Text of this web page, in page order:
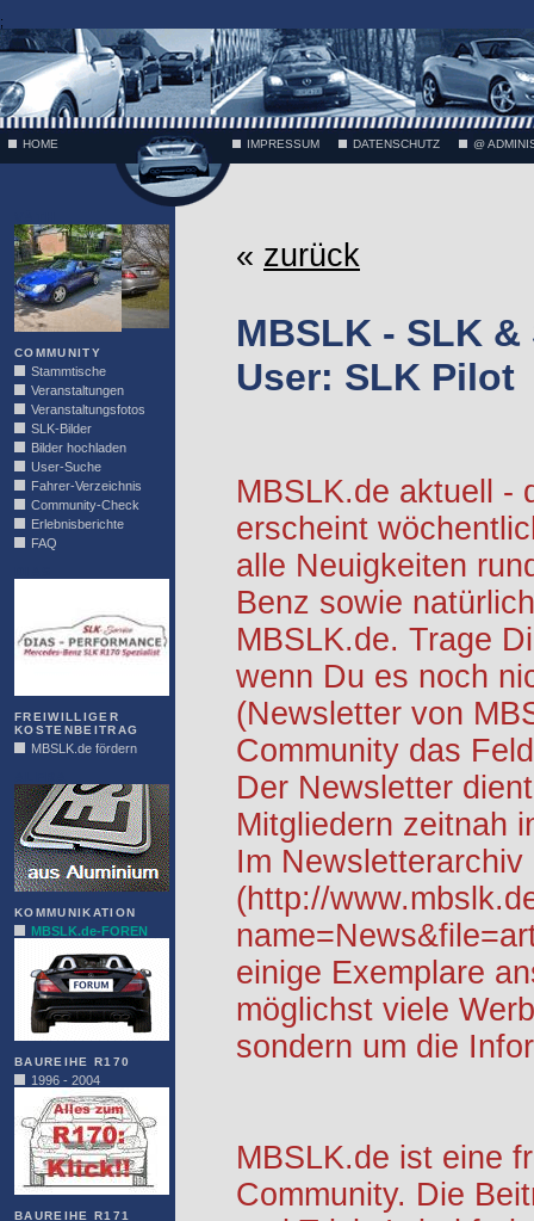
;
HOME IMPRESSUM DATENSCHUTZ @
COMMUNITY
Stammtische
Veranstaltungen
Veranstaltungsfotos
SLK-Bilder
Bilder hochladen
User-Suche
Fahrer-Verzeichnis
Community-Check
Erlebnisberichte
FAQ
FREIWILLIGER
KOSTENBEITRAG
MBSLK.de fördern
KOMMUNIKATION
MBSLK.de-FOREN
BAUREIHE R170
1996 - 2004
BAUREIHE R171
« zurück
MBSLK - SLK
User: SLK Pilot
MBSLK.de aktuell -
erscheint
alle Neuigkeiten
Benz sowie
MBSLK.de. Trage
wenn Du es noch
(Newsletter von
Community das
Der Newsletter
Mitgliedern zeitnah
Im Newsletterarchiv
(http://
einige Exemplare
möglichst viele
sondern um die
MBSLK.de ist eine
Community. Die